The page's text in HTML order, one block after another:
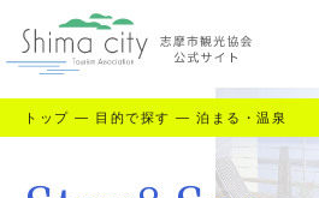
トップ — 目的で探す — 泊まる・温泉